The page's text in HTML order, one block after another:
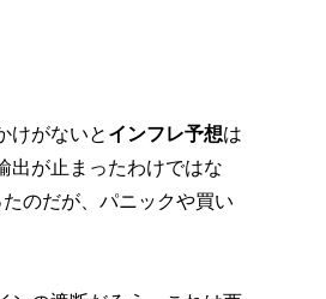
けがないと インフレ予想は
出が止まったわけではな
のだが、パニックや買い